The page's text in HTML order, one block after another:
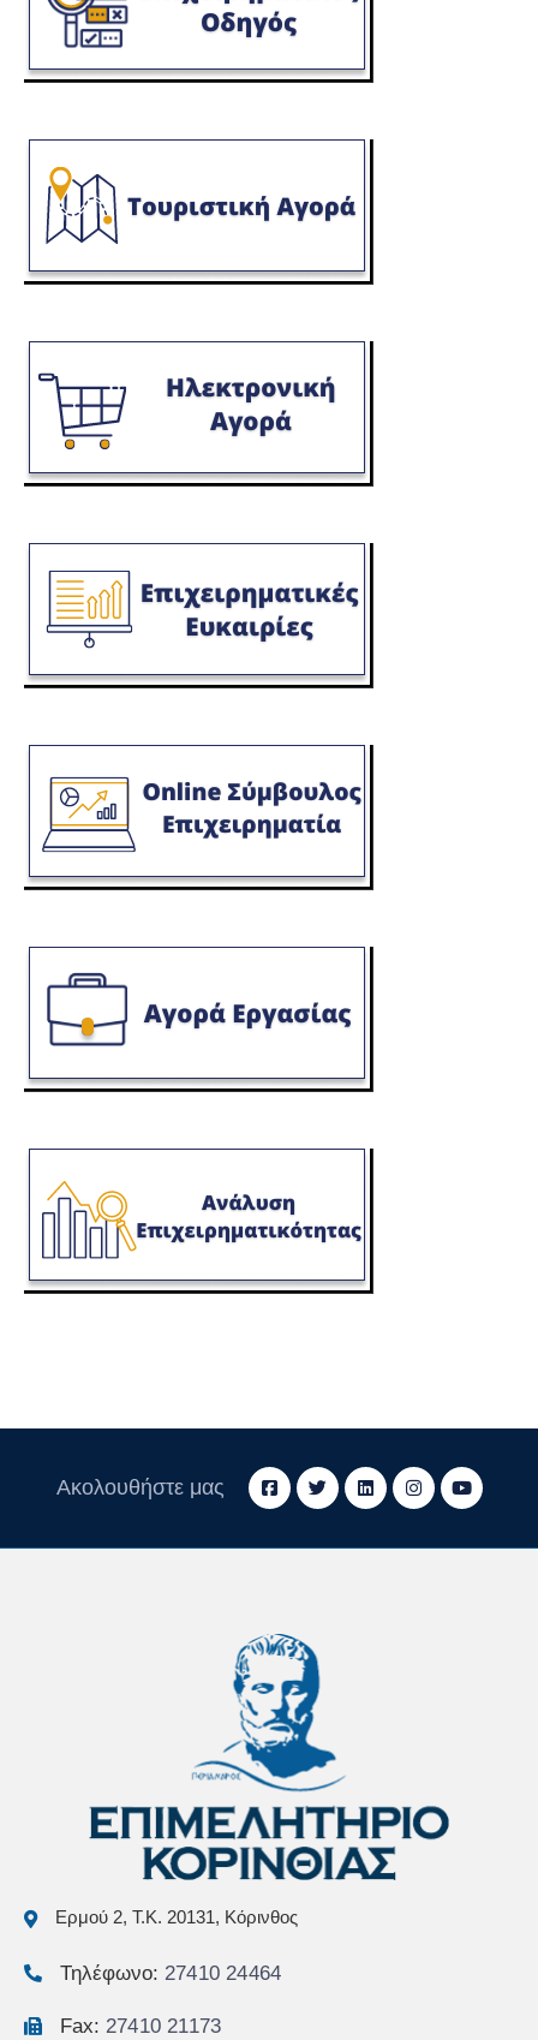
Ακολουθήστε μας
Ερμού 2, Τ.Κ. 20131, Κόρινθος
Τηλέφωνο: 27410 24464
Fax: 27410 21173